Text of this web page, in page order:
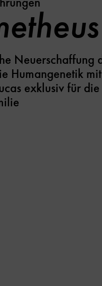
Neuerschaffung
Humangenetik
exklusiv für